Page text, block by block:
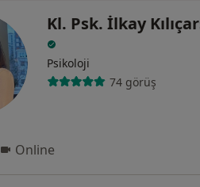
Kl. Psk. İlkay
Psikoloji
74 görüş
Online